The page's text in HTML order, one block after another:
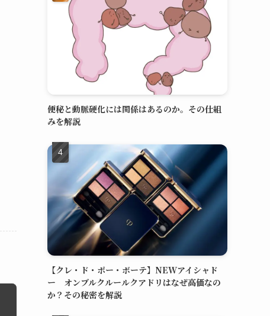
便秘と動脈硬化には関係はあるのか。その仕組
みを解説
【クレ・ド・ポー・ボーテ】NEWアイシャド
ー オンブルクルールクアドリはなぜ高価なの
か？その秘密を解説